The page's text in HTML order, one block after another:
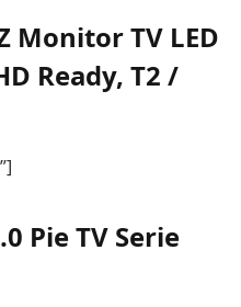
Monitor TV LED
Ready, T2 /
Pie TV Serie